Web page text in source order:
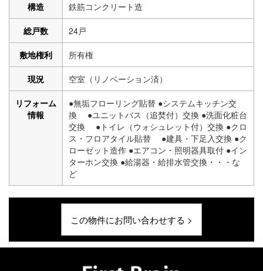
構造 鉄筋コンクリート造
総戸数 24戸
敷地権利 所有権
現況 空室（リノベーション済）
リフォーム
情報
●無垢フローリング貼替 ●システムキッチン交
換 ●ユニットバス（追焚付）交換 ●洗面化粧台
交換 ●トイレ（ウォシュレット付）交換 ●クロ
ス・フロアタイル貼替 ●建具・下足入交換 ●ク
ローゼット造作 ●エアコン・照明器具取付 ●イン
ターホン交換 ●給湯器・給排水管交換・・・な
ど
この物件にお問い合わせする >